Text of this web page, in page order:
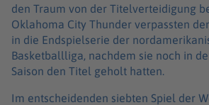
den Traum von der Titelverteidigung
Oklahoma City Thunder verpassten
in die Endspielserie der
Basketballliga, nachdem sie noch in
Saison den Titel geholt hatten.
Im entscheidenden siebten Spiel der